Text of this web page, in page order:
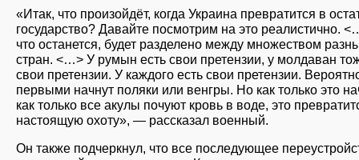
«Итак, что произойдёт, когда Украина превратится в
государство? Давайте посмотрим на это реалистично.
что останется, будет разделено между множеством
стран. <…> У румын есть свои претензии, у молдаван
свои претензии. У каждого есть свои претензии.
первыми начнут поляки или венгры. Но как только это
как только все акулы почуют кровь в воде, это
настоящую охоту», — рассказал военный.
Он также подчеркнул, что все последующее